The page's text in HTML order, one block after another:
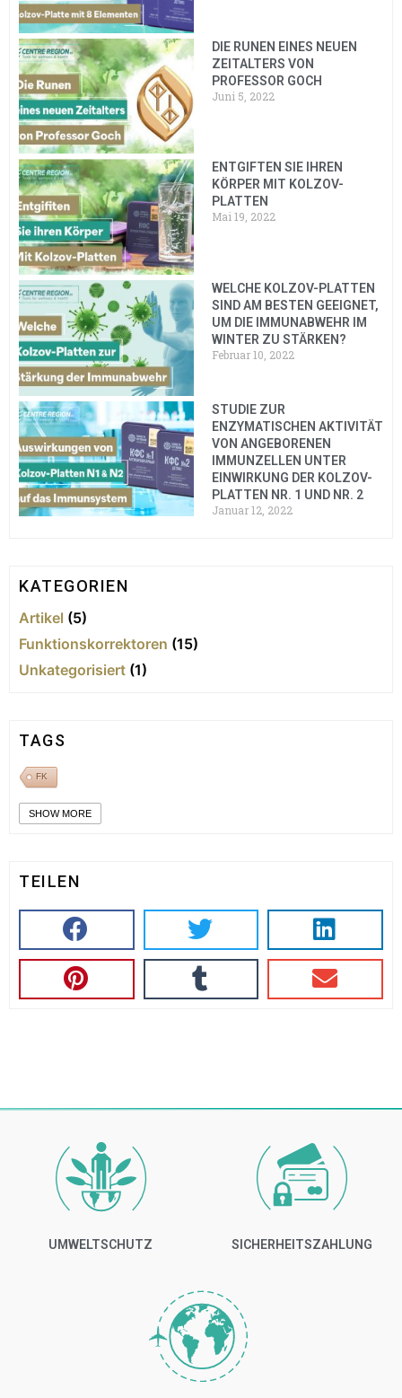
DIE RUNEN EINES NEUEN
ZEITALTERS VON
PROFESSOR GOCH
Juni 5, 2022
ENTGIFTEN SIE IHREN
KÖRPER MIT KOLZOV-
PLATTEN
Mai 19, 2022
WELCHE KOLZOV-PLATTEN
SIND AM BESTEN GEEIGNET,
UM DIE IMMUNABWEHR IM
WINTER ZU STÄRKEN?
Februar 10, 2022
STUDIE ZUR
ENZYMATISCHEN AKTIVITÄT
VON ANGEBORENEN
IMMUNZELLEN UNTER
EINWIRKUNG DER KOLZOV-
PLATTEN NR. 1 UND NR. 2
Januar 12, 2022
KATEGORIEN
Artikel (5)
Funktionskorrektoren (15)
Unkategorisiert (1)
TAGS
FK
SHOW MORE
TEILEN
UMWELTSCHUTZ SICHERHEITSZAHLUNG